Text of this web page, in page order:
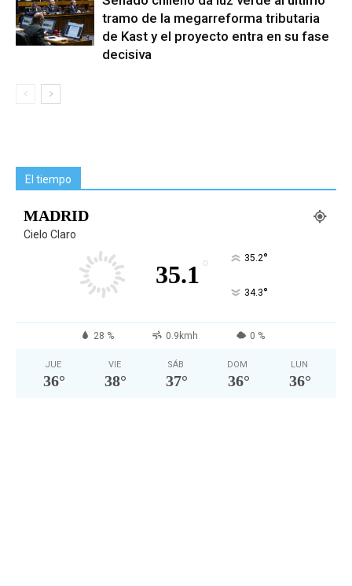
tramo de la megarreforma tributaria
de Kast y el proyecto entra en su fase
decisiva
El tiempo
MADRID
Cielo Claro
35.1 ° 35.2°
34.3°
28 % 0.9kmh 0 %
JUE
36°
VIE
38°
SÁB
37°
DOM
36°
LUN
36°